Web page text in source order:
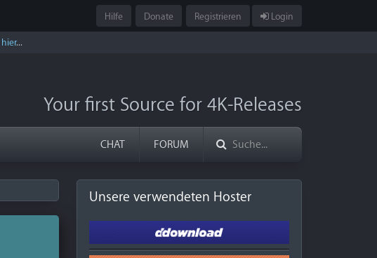
Hilfe Donate Registrieren Login
hier...
Your first Source for 4K-Releases
CHAT FORUM
Unsere verwendeten Hoster